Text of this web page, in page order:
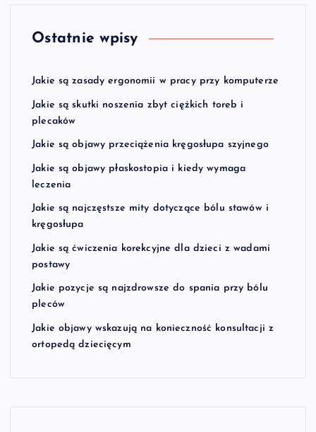
Ostatnie wpisy
Jakie są zasady ergonomii w pracy przy komputerze
Jakie są skutki noszenia zbyt ciężkich toreb i
plecaków
Jakie są objawy przeciążenia kręgosłupa szyjnego
Jakie są objawy płaskostopia i kiedy wymaga
leczenia
Jakie są najczęstsze mity dotyczące bólu stawów i
kręgosłupa
Jakie są ćwiczenia korekcyjne dla dzieci z wadami
postawy
Jakie pozycje są najzdrowsze do spania przy bólu
pleców
Jakie objawy wskazują na konieczność konsultacji z
ortopedą dziecięcym